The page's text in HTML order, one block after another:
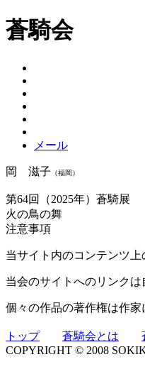
蒼騎会
メール
岡 滋子 （福岡）
第64回（2025年）蒼騎展
火の鳥の舞
注意事項
当サイト内のコンテンツ
当会のサイトへのリンク
個々の作品の著作権は作家
トップ 蒼騎会とは
COPYRIGHT © 2008